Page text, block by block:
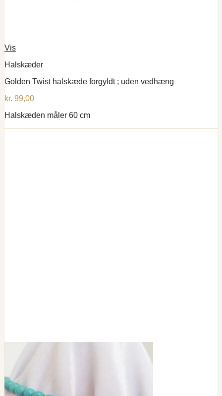
Vis
Halskæder
Golden Twist halskæde forgyldt ; uden vedhæng
kr. 99,00
Halskæden måler 60 cm